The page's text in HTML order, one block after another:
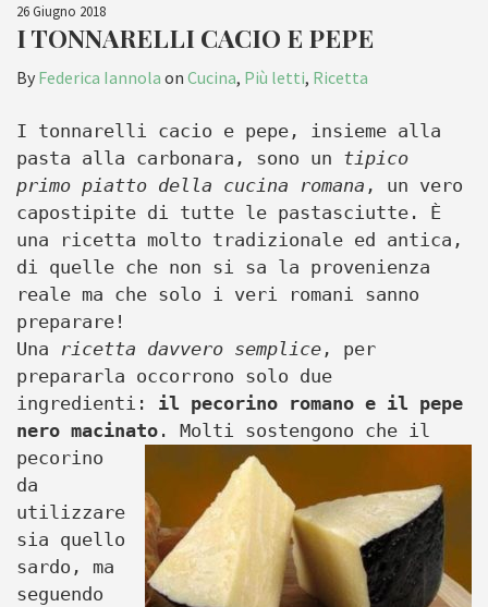
26 Giugno 2018
I TONNARELLI CACIO E PEPE
By Federica Iannola on Cucina, Più letti, Ricetta
I tonnarelli cacio e pepe, insieme alla
pasta alla carbonara, sono un tipico
primo piatto della cucina romana , un vero
capostipite di tutte le pastasciutte. È
una ricetta molto tradizionale ed antica,
di quelle che non si sa la provenienza
reale ma che solo i veri romani sanno
preparare!
Una ricetta davvero semplice , per
prepararla occorrono solo due
ingredienti: il pecorino romano e il pepe
nero macinato .
Molti sostengono che il
pecorino
da
utilizzare
sia quello
sardo, ma
seguendo